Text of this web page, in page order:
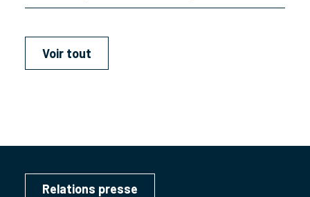
Voir tout
Relations presse